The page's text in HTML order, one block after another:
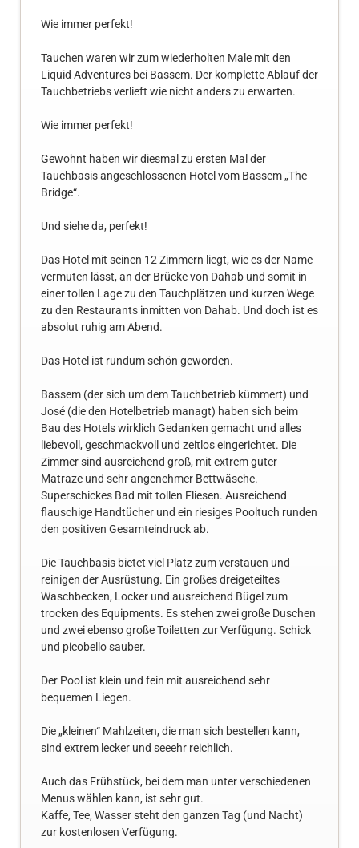
Wie immer perfekt!
Tauchen waren wir zum wiederholten Male mit den
Liquid Adventures bei Bassem. Der komplette Ablauf der
Tauchbetriebs verlieft wie nicht anders zu erwarten.
Wie immer perfekt!
Gewohnt haben wir diesmal zu ersten Mal der
Tauchbasis angeschlossenen Hotel vom Bassem „The
Bridge“.
Und siehe da, perfekt!
Das Hotel mit seinen 12 Zimmern liegt, wie es der Name
vermuten lässt, an der Brücke von Dahab und somit in
einer tollen Lage zu den Tauchplätzen und kurzen Wege
zu den Restaurants inmitten von Dahab. Und doch ist es
absolut ruhig am Abend.
Das Hotel ist rundum schön geworden.
Bassem (der sich um dem Tauchbetrieb kümmert) und
José (die den Hotelbetrieb managt) haben sich beim
Bau des Hotels wirklich Gedanken gemacht und alles
liebevoll, geschmackvoll und zeitlos eingerichtet. Die
Zimmer sind ausreichend groß, mit extrem guter
Matraze und sehr angenehmer Bettwäsche.
Superschickes Bad mit tollen Fliesen. Ausreichend
flauschige Handtücher und ein riesiges Pooltuch runden
den positiven Gesamteindruck ab.
Die Tauchbasis bietet viel Platz zum verstauen und
reinigen der Ausrüstung. Ein großes dreigeteiltes
Waschbecken, Locker und ausreichend Bügel zum
trocken des Equipments. Es stehen zwei große Duschen
und zwei ebenso große Toiletten zur Verfügung. Schick
und picobello sauber.
Der Pool ist klein und fein mit ausreichend sehr
bequemen Liegen.
Die „kleinen“ Mahlzeiten, die man sich bestellen kann,
sind extrem lecker und seeehr reichlich.
Auch das Frühstück, bei dem man unter verschiedenen
Menus wählen kann, ist sehr gut.
Kaffe, Tee, Wasser steht den ganzen Tag (und Nacht)
zur kostenlosen Verfügung.